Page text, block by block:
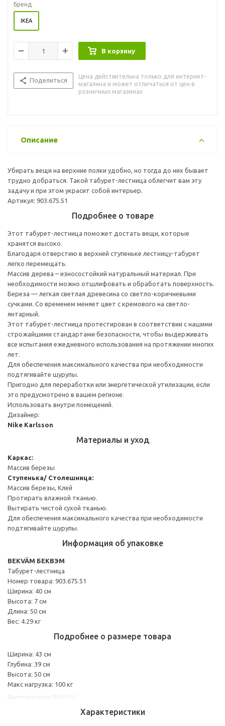
Бренд
IKEA
В корзину
Поделиться
Цена действительна только для интернет-
магазина и может отличаться от цен в
розничных магазинах
Описание
Убирать вещи на верхние полки удобно, но тогда до них бывает
трудно добраться. Такой табурет-лестница облегчит вам эту
задачу и при этом украсит собой интерьер.
Артикул: 903.675.51
Подробнее о товаре
Этот табурет-лестница поможет достать вещи, которые
хранятся высоко.
Благодаря отверстию в верхней ступеньке лестницу-табурет
легко перемещать.
Массив дерева – износостойкий натуральный материал. При
необходимости можно отшлифовать и обработать поверхность.
Береза — легкая светлая древесина со светло-коричневыми
сучками. Со временем меняет цвет с кремового на светло-
янтарный.
Этот табурет-лестница протестирован в соответствии с нашими
строжайшими стандартами безопасности, чтобы выдерживать
все испытания ежедневного использования на протяжении многих
лет.
Для обеспечения максимального качества при необходимости
подтягивайте шурупы.
Пригодно для переработки или энергетической утилизации, если
это предусмотрено в вашем регионе.
Использовать внутри помещений.
Дизайнер:
Nike Karlsson
Материалы и уход
Каркас:
Массив березы
Cтупенька/ Столешница:
Массив березы, Клей
Протирать влажной тканью.
Вытирать чистой сухой тканью.
Для обеспечения максимального качества при необходимости
подтягивайте шурупы.
Информация об упаковке
BEKVÄM БЕКВЭМ
Табурет-лестница
Номер товара: 903.675.51
Ширина: 40 см
Высота: 7 см
Длина: 50 см
Вес: 4.29 кг
Подробнее о размере товара
Ширина: 43 см
Глубина: 39 см
Высота: 50 см
Макс нагрузка: 100 кг
Характеристики